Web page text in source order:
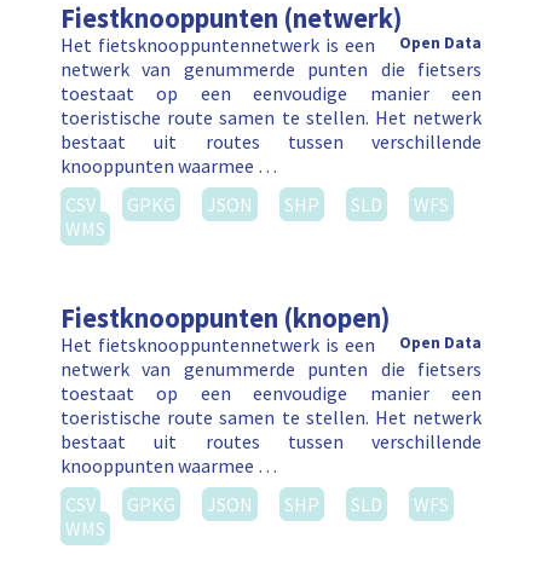
Fiestknooppunten (netwerk)
Open Data
Het fietsknooppuntennetwerk is een
netwerk van genummerde punten die fietsers
toestaat op een eenvoudige manier een
toeristische route samen te stellen. Het netwerk
bestaat uit routes tussen verschillende
knooppunten waarmee …
CSV
GPKG JSON SHP SLD
WFS
WMS
Fiestknooppunten (knopen)
Open Data
Het fietsknooppuntennetwerk is een
netwerk van genummerde punten die fietsers
toestaat op een eenvoudige manier een
toeristische route samen te stellen. Het netwerk
bestaat uit routes tussen verschillende
knooppunten waarmee …
CSV
GPKG JSON SHP SLD
WFS
WMS